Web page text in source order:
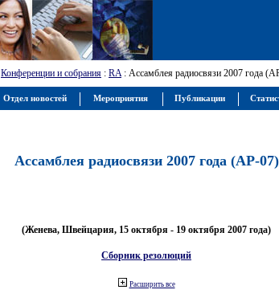
Конференции и собрания : RA: Ассамблея радиосвязи 2007 года
Ассамблея радиосвязи 2007 года (АР-07)
(Женева, Швейцария, 15 октября - 19 октября 2007 года)
Сборник резолюций
Расширить все
Отдел новостей Мероприятия Публикации